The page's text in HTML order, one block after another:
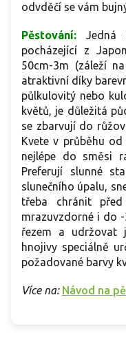
odvděčí se vám
Pěstování:
Jedná
pocházející z
50cm-3m (záleží
atraktivní díky
půlkulovitý nebo
květů, je důležitá
se zbarvují do
Kvete v průběhu od
nejlépe do směsi
Preferují slunné
slunečního úpalu,
třeba chránit
mrazuvzdorné i do
řezem a udržovat
hnojivy speciálně
požadované barvy
Více na: Návod na